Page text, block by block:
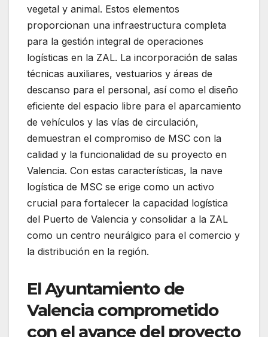
vegetal y animal. Estos elementos
proporcionan una infraestructura completa
para la gestión integral de operaciones
logísticas en la ZAL. La incorporación de salas
técnicas auxiliares, vestuarios y áreas de
descanso para el personal, así como el diseño
eficiente del espacio libre para el aparcamiento
de vehículos y las vías de circulación,
demuestran el compromiso de MSC con la
calidad y la funcionalidad de su proyecto en
Valencia. Con estas características, la nave
logística de MSC se erige como un activo
crucial para fortalecer la capacidad logística
del Puerto de Valencia y consolidar a la ZAL
como un centro neurálgico para el comercio y
la distribución en la región.
El Ayuntamiento de
Valencia comprometido
con el avance del proyecto